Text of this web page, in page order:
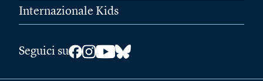
Internazionale Kids
Seguici su